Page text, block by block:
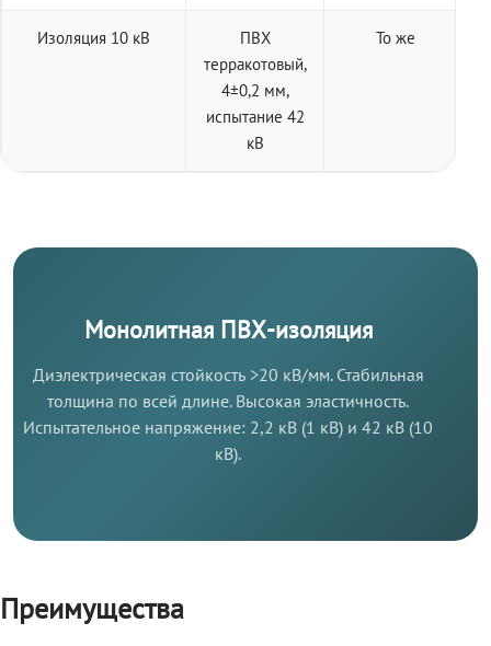
Изоляция 10 кВ
ПВХ
терракотовый,
4±0,2 мм,
испытание 42
кВ
То же
Монолитная ПВХ-изоляция
Диэлектрическая стойкость >20 кВ/мм. Стабильная
толщина по всей длине. Высокая эластичность.
Испытательное напряжение: 2,2 кВ (1 кВ) и 42 кВ (10
кВ).
Преимущества